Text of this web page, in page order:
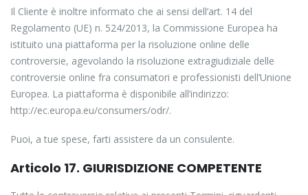
Il Cliente è inoltre informato che ai sensi dell’art. 14 del
Regolamento (UE) n. 524/2013, la Commissione Europea ha
istituito una piattaforma per la risoluzione online delle
controversie, agevolando la risoluzione extragiudiziale delle
controversie online fra consumatori e professionisti dell’Unione
Europea. La piattaforma è disponibile all’indirizzo:
http://ec.europa.eu/consumers/odr/.
Puoi, a tue spese, farti assistere da un consulente.
Articolo 17. GIURISDIZIONE COMPETENTE